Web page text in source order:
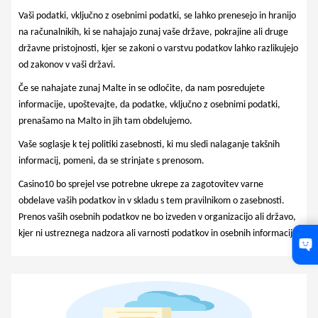
Vaši podatki, vključno z osebnimi podatki, se lahko prenesejo in hranijo
na računalnikih, ki se nahajajo zunaj vaše države, pokrajine ali druge
državne pristojnosti, kjer se zakoni o varstvu podatkov lahko razlikujejo
od zakonov v vaši državi.
Če se nahajate zunaj Malte in se odločite, da nam posredujete
informacije, upoštevajte, da podatke, vključno z osebnimi podatki,
prenašamo na Malto in jih tam obdelujemo.
Vaše soglasje k tej politiki zasebnosti, ki mu sledi nalaganje takšnih
informacij, pomeni, da se strinjate s prenosom.
Casino10 bo sprejel vse potrebne ukrepe za zagotovitev varne
obdelave vaših podatkov in v skladu s tem pravilnikom o zasebnosti.
Prenos vaših osebnih podatkov ne bo izveden v organizacijo ali državo,
kjer ni ustreznega nadzora ali varnosti podatkov in osebnih informacij.